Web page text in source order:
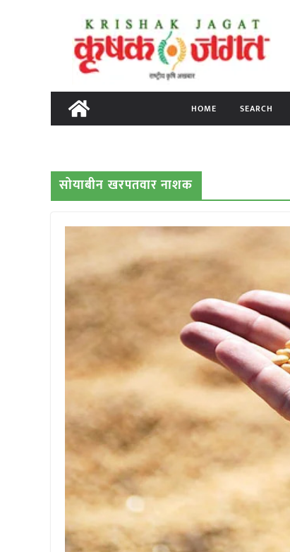
content
HOME SEARCH
सोयाबीन खरपतवार नाशक